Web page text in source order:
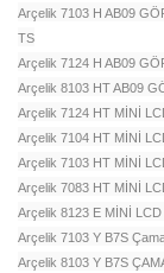
Arçelik 7103 H AB09
TS
Arçelik 7124 H AB09
Arçelik 8103 HT AB09
Arçelik 7124 HT MİNİ
Arçelik 7104 HT MİNİ
Arçelik 7103 HT MİNİ
Arçelik 7083 HT MİNİ
Arçelik 8123 E MİNİ
Arçelik 7103 Y B7S
Arçelik 8103 Y B7S